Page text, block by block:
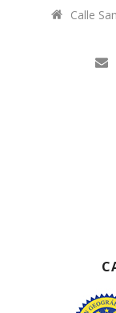
Calle